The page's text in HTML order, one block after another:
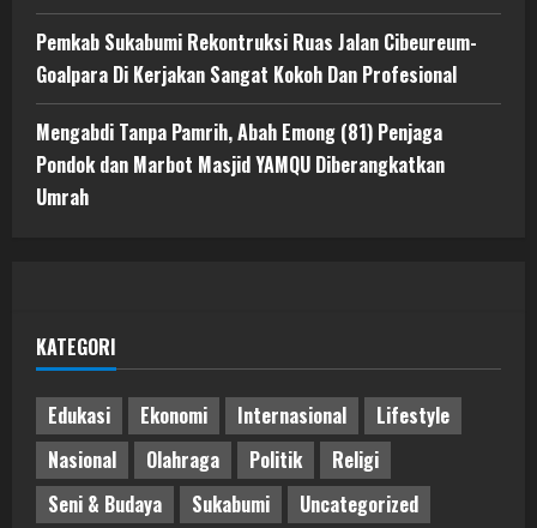
Pemkab Sukabumi Rekontruksi Ruas Jalan Cibeureum-
Goalpara Di Kerjakan Sangat Kokoh Dan Profesional
Mengabdi Tanpa Pamrih, Abah Emong (81) Penjaga
Pondok dan Marbot Masjid YAMQU Diberangkatkan
Umrah
KATEGORI
Edukasi Ekonomi Internasional
Lifestyle
Nasional
Olahraga Politik
Religi
Seni & Budaya
Sukabumi
Uncategorized